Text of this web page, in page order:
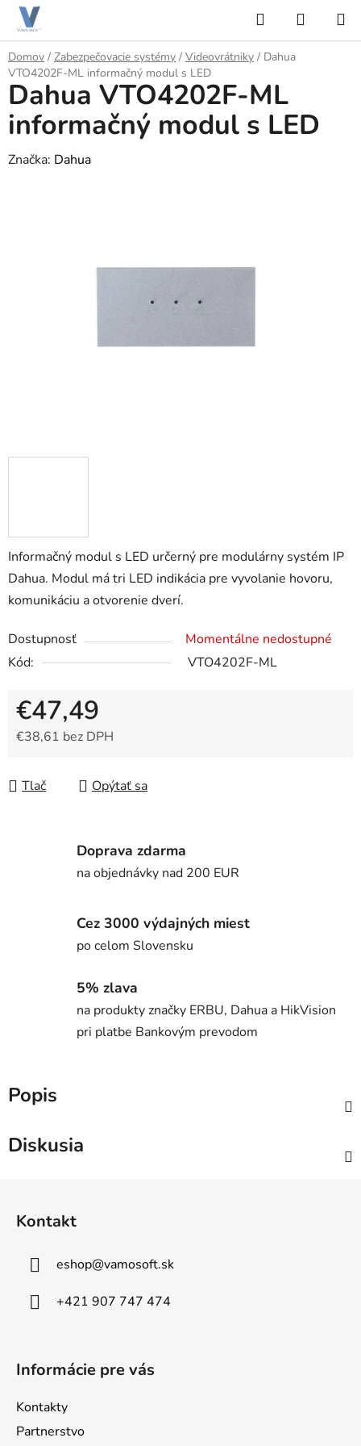
Prejsť
obsah
Hľadať
KOŠÍK
Domov / Zabezpečovacie systémy / Videovrátniky / Dahua
VTO4202F-ML informačný modul s LED
Informačný modul s LED určerný pre modulárny systém IP
Dahua. Modul má tri LED indikácia pre vyvolanie hovoru,
komunikáciu a otvorenie dverí.
Dostupnosť
Momentálne nedostupné
Kód:
VTO4202F-ML
€47,49
€38,61 bez DPH
Tlač
Opýtať sa
Dahua VTO4202F-ML
informačný modul s LED
Značka: Dahua
Doprava zdarma
na objednávky nad 200 EUR
Cez 3000 výdajných miest
po celom Slovensku
5% zlava
na produkty značky ERBU, Dahua a HikVision
pri platbe Bankovým prevodom
Popis
Diskusia
Kontakt
eshop@vamosoft.sk
+421 907 747 474
Informácie pre vás
Kontakty
Partnerstvo